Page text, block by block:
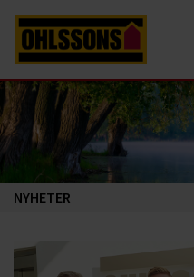
NYHETER